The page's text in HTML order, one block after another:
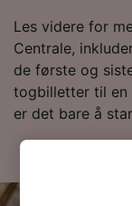
Les videre for
Centrale,
de første og
togbilletter til en
er det bare å